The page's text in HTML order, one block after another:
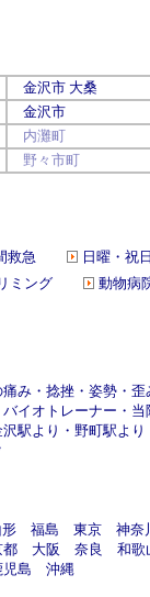
金沢市 大桑
金沢市
内灘町
野々市町
救急 日曜・祝
ミング 動物病
痛み ・ 捻挫 ・ 姿勢 ・ 歪
バイオトレーナー ・ 当
駅より ・ 野町駅より
形 福島 東京 神奈
都 大阪 奈良 和歌
児島 沖縄